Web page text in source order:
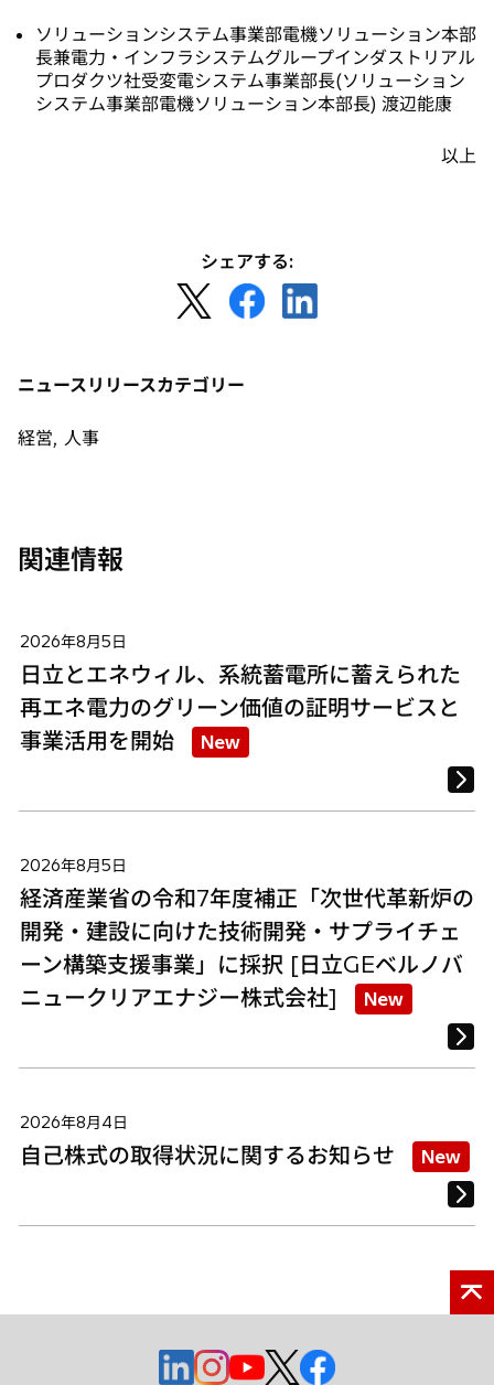
ソリューションシステム事業部電機ソリューション本部
長兼電力・インフラシステムグループインダストリアル
プロダクツ社受変電システム事業部長(ソリューション
システム事業部電機ソリューション本部長) 渡辺能康
以上
シェアする:
し
タ
新
し
ニュースリリースカテゴリー
経営, 人事
関連情報
2026年8月5日
日立とエネウィル、系統蓄電所に蓄えられた
再エネ電力のグリーン価値の証明サービスと
事業活用を開始
New
2026年8月5日
経済産業省の令和7年度補正「次世代革新炉の
開発・建設に向けた技術開発・サプライチェ
ーン構築支援事業」に採択 [日立GEベルノバ
ニュークリアエナジー株式会社]
New
2026年8月4日
自己株式の取得状況に関するお知らせ New
新
新
新
新
新